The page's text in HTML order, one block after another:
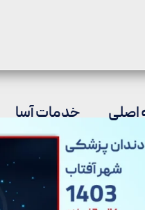
خدمات آسا